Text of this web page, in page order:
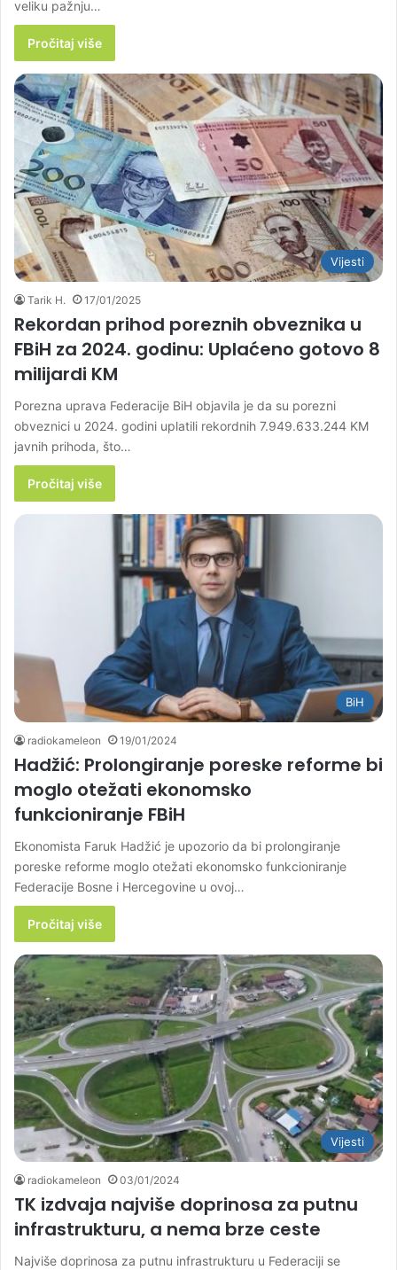
veliku pažnju…
Pročitaj više
Vijesti
Tarik H. 17/01/2025
Rekordan prihod poreznih obveznika u
FBiH za 2024. godinu: Uplaćeno gotovo 8
milijardi KM
Porezna uprava Federacije BiH objavila je da su porezni
obveznici u 2024. godini uplatili rekordnih 7.949.633.244 KM
javnih prihoda, što…
Pročitaj više
BiH
radiokameleon 19/01/2024
Hadžić: Prolongiranje poreske reforme bi
moglo otežati ekonomsko
funkcioniranje FBiH
Ekonomista Faruk Hadžić je upozorio da bi prolongiranje
poreske reforme moglo otežati ekonomsko funkcioniranje
Federacije Bosne i Hercegovine u ovoj…
Pročitaj više
Vijesti
radiokameleon 03/01/2024
TK izdvaja najviše doprinosa za putnu
infrastrukturu, a nema brze ceste
Najviše doprinosa za putnu infrastrukturu u Federaciji se